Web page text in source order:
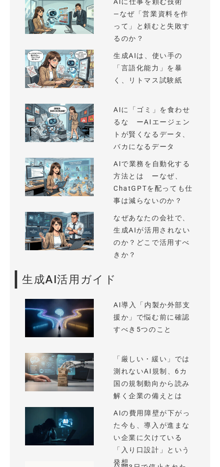
—なぜ「営業資料を作
って」と頼むと失敗す
るのか？
生成AIは、使い手の
「言語化能力」を暴
く、リトマス試験紙
AIに「ゴミ」を食わせ
るな ーAIエージェン
トが賢くなるデータ、
バカになるデータ
AIで業務を自動化する
方法とは ーなぜ、
ChatGPTを配っても仕
事は減らないのか？
なぜあなたの会社で、
生成AIが活用されない
のか？どこで活用すべ
きか？
生成AI活用ガイド
AI導入「内製か外部支
援か」で悩む前に確認
すべき5つのこと
「厳しい・緩い」では
測れないAI規制、6カ
国の規制動向から読み
解く企業の備えとは
AIの費用障壁が下がっ
た今も、導入が進まな
い企業に欠けている
「入り口設計」という
発想